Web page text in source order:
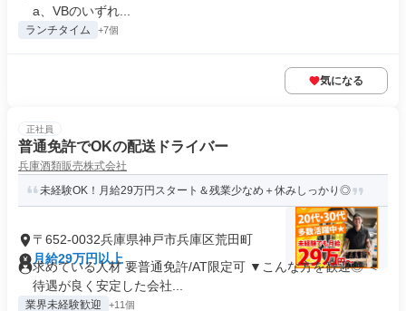
a、VBのいずれ...
ランチタイム +7個
気になる
正社員
普通免許でOKの配送ドライバー
兵庫酒類販売株式会社
未経験OK！月給29万円スタート＆残業少なめ＋休みしっかり◎
〒652-0032兵庫県神戸市兵庫区荒田町
月給29万円以上
求めている人材 要普通免許/AT限定可 ▼こんな方を歓迎◎ ＜
待遇が良く安定した会社...
業界未経験歓迎 +11個